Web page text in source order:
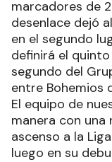
marcadores de
desenlace dejó
en el segundo
definirá el
segundo del
entre Bohemios
El equipo de
manera con
ascenso a la
luego en su